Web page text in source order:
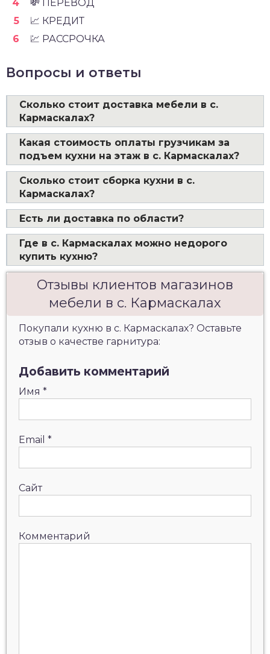
💸 ПЕРЕВОД
📈 КРЕДИТ
💹 РАССРОЧКА
Вопросы и ответы
Сколько стоит доставка мебели в с.
Кармаскалах?
Какая стоимость оплаты грузчикам за
подъем кухни на этаж в с. Кармаскалах?
Сколько стоит сборка кухни в с.
Кармаскалах?
Есть ли доставка по области?
Где в с. Кармаскалах можно недорого
купить кухню?
Отзывы клиентов магазинов
мебели в с. Кармаскалах
Покупали кухню в с. Кармаскалах? Оставьте
отзыв о качестве гарнитура:
Добавить комментарий
Имя *
Email *
Сайт
Комментарий